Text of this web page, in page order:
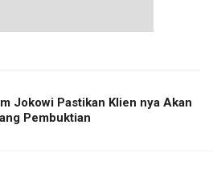
Jokowi Pastikan Klien nya Akan
Pembuktian